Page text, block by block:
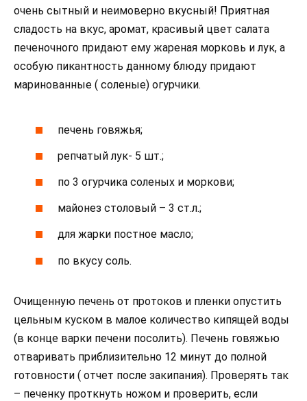
очень сытный и неимоверно вкусный! Приятная
сладость на вкус, аромат, красивый цвет салата
печеночного придают ему жареная морковь и лук, а
особую пикантность данному блюду придают
маринованные ( соленые) огурчики.
печень говяжья;
репчатый лук- 5 шт.;
по 3 огурчика соленых и моркови;
майонез столовый – 3 ст.л.;
для жарки постное масло;
по вкусу соль.
Очищенную печень от протоков и пленки опустить
цельным куском в малое количество кипящей воды
(в конце варки печени посолить). Печень говяжью
отваривать приблизительно 12 минут до полной
готовности ( отчет после закипания). Проверять так
– печенку проткнуть ножом и проверить, если